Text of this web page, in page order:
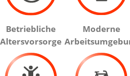
Betriebliche
Altersvorsorge
Moderne